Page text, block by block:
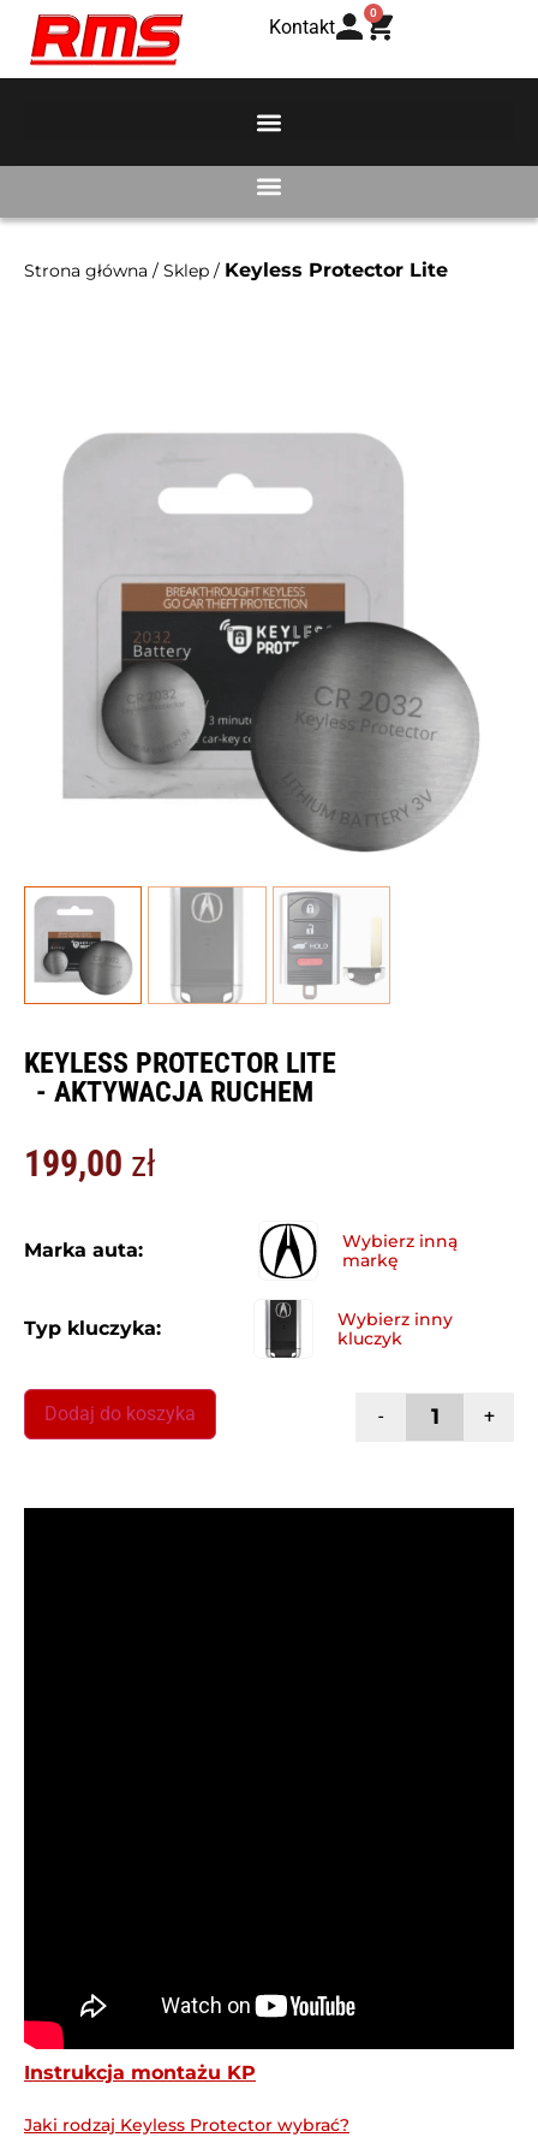
Kontakt
0
Strona główna / Sklep / Keyless Protector Lite
KEYLESS PROTECTOR LITE
- AKTYWACJA RUCHEM
199,00 zł
Marka auta:
Typ kluczyka:
- +
Dodaj do koszyka
Instrukcja montażu KP
Jaki rodzaj Keyless Protector wybrać?